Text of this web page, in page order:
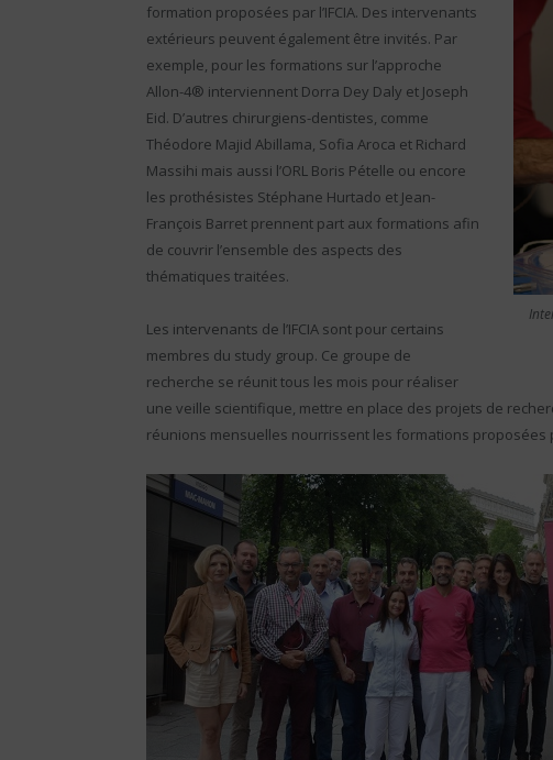
formation proposées par l’IFCIA. Des intervenants
extérieurs peuvent également être invités. Par
exemple, pour les formations sur l’approche
Allon-4® interviennent Dorra Dey Daly et Joseph
Eid. D’autres chirurgiens-dentistes, comme
Théodore Majid Abillama, Sofia Aroca et Richard
Massihi mais aussi l’ORL Boris Pételle ou encore
les prothésistes Stéphane Hurtado et Jean-
François Barret prennent part aux formations afin
de couvrir l’ensemble des aspects des
thématiques traitées.
Les intervenants de l’IFCIA sont pour certains
membres du study group. Ce groupe de
recherche se réunit tous les mois pour réaliser
une veille scientifique, mettre en place des projets de
réunions mensuelles nourrissent les formations proposées